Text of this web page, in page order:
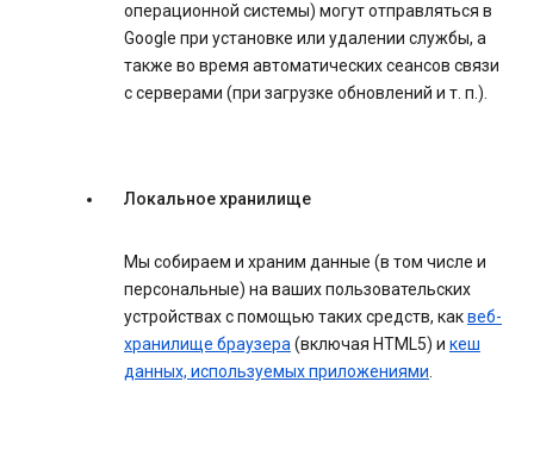
операционной системы) могут отправляться в
Google при установке или удалении службы, а
также во время автоматических сеансов связи
с серверами (при загрузке обновлений и т. п.).
Локальное хранилище
Мы собираем и храним данные (в том числе и
персональные) на ваших пользовательских
устройствах с помощью таких средств, каквеб-
хранилище браузера(включая HTML5) и кеш
данных, используемых приложениями.